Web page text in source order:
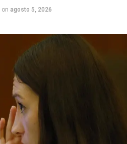
on agosto 5, 2026